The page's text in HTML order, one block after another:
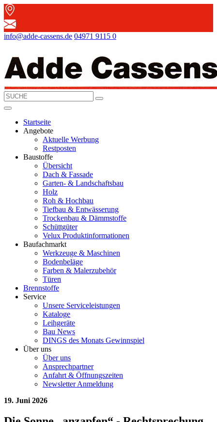
info@adde-cassens.de 04971 9115 0
Startseite
Angebote
Aktuelle Werbung
Restposten
Baustoffe
Übersicht
Dach & Fassade
Garten- & Landschaftsbau
Holz
Roh & Hochbau
Tiefbau & Entwässerung
Trockenbau & Dämmstoffe
Schüttgüter
Velux Produktinformationen
Baufachmarkt
Werkzeuge & Maschinen
Bodenbeläge
Farben & Malerzubehör
Türen
Brennstoffe
Service
Unsere Serviceleistungen
Kataloge
Leihgeräte
Bau News
DINGS des Monats Gewinnspiel
Über uns
Über uns
Ansprechpartner
Anfahrt & Öffnungszeiten
Newsletter Anmeldung
19. Juni 2026